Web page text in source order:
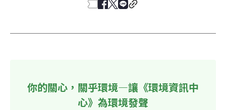
你的關心，關乎環境—讓《環境資訊中
心》為環境發聲